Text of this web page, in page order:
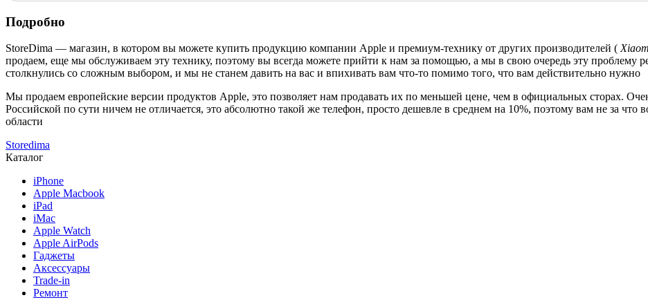
Подробно
StoreDima — магазин, в котором вы можете купить продукцию компании Apple и премиум-технику от других производителей (
продаем, еще мы обслуживаем эту технику, поэтому вы всегда можете прийти к нам за помощью, а мы в свою очередь эту проблему
столкнулись со сложным выбором, и мы не станем давить на вас и впихивать вам что-то помимо того, что вам действительно нужно
Мы продаем европейские версии продуктов Apple, это позволяет нам продавать их по меньшей цене, чем в официальных сторах.
Российской по сути ничем не отличается, это абсолютно такой же телефон, просто дешевле в среднем на 10%, поэтому вам не за
области
Storedima
Каталог
iPhone
Apple Macbook
iPad
iMac
Apple Watch
Apple AirPods
Гаджеты
Аксессуары
Trade-in
Ремонт